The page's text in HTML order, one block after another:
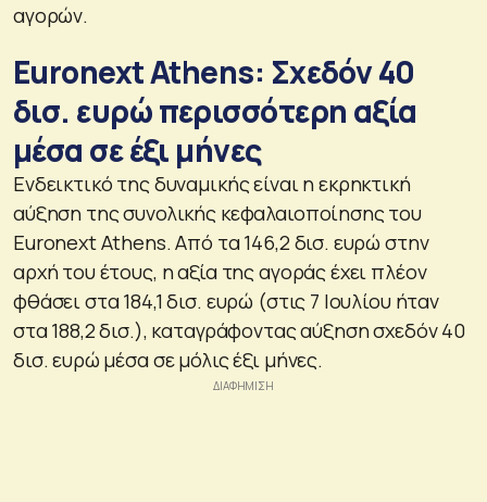
αγορών.
Euronext Athens: Σχεδόν 40
δισ. ευρώ περισσότερη αξία
μέσα σε έξι μήνες
Ενδεικτικό της δυναμικής είναι η εκρηκτική
αύξηση της συνολικής κεφαλαιοποίησης του
Euronext Athens. Από τα 146,2 δισ. ευρώ στην
αρχή του έτους, η αξία της αγοράς έχει πλέον
φθάσει στα 184,1 δισ. ευρώ (στις 7 Ιουλίου ήταν
στα 188,2 δισ.), καταγράφοντας αύξηση σχεδόν 40
δισ. ευρώ μέσα σε μόλις έξι μήνες.